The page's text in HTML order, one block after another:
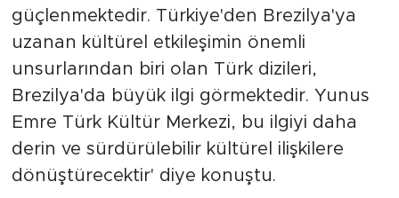
güçlenmektedir. Türkiye'den Brezilya'ya
uzanan kültürel etkileşimin önemli
unsurlarından biri olan Türk dizileri,
Brezilya'da büyük ilgi görmektedir. Yunus
Emre Türk Kültür Merkezi, bu ilgiyi daha
derin ve sürdürülebilir kültürel ilişkilere
dönüştürecektir' diye konuştu.